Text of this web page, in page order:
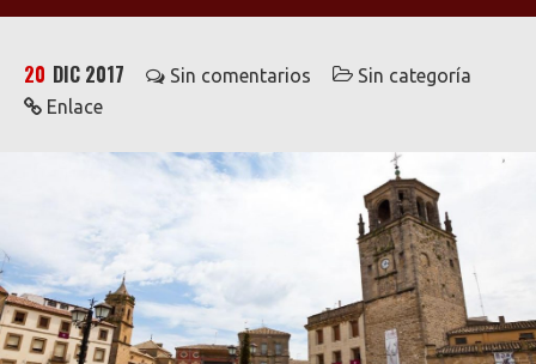
20 DIC 2017 Sin comentarios
Sin categoría
Enlace